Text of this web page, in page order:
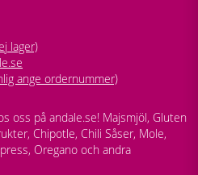
lager)
ange ordernummer)
oss på andale.se! Majsmjöl, Gluten
Chipotle, Chili Såser, Mole,
Oregano och andra